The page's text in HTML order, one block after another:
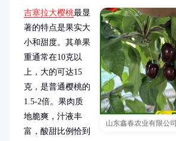
山东鑫春农业有限公司
吉塞拉大樱桃最显
著的特点是果实大
小和甜度。其单果
重通常在10克以
上，大的可达15
克，是普通樱桃的
1.5-2倍。果肉质
地脆爽，汁液丰
富，酸甜比例恰到